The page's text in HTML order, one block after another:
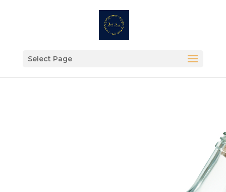
Select Page